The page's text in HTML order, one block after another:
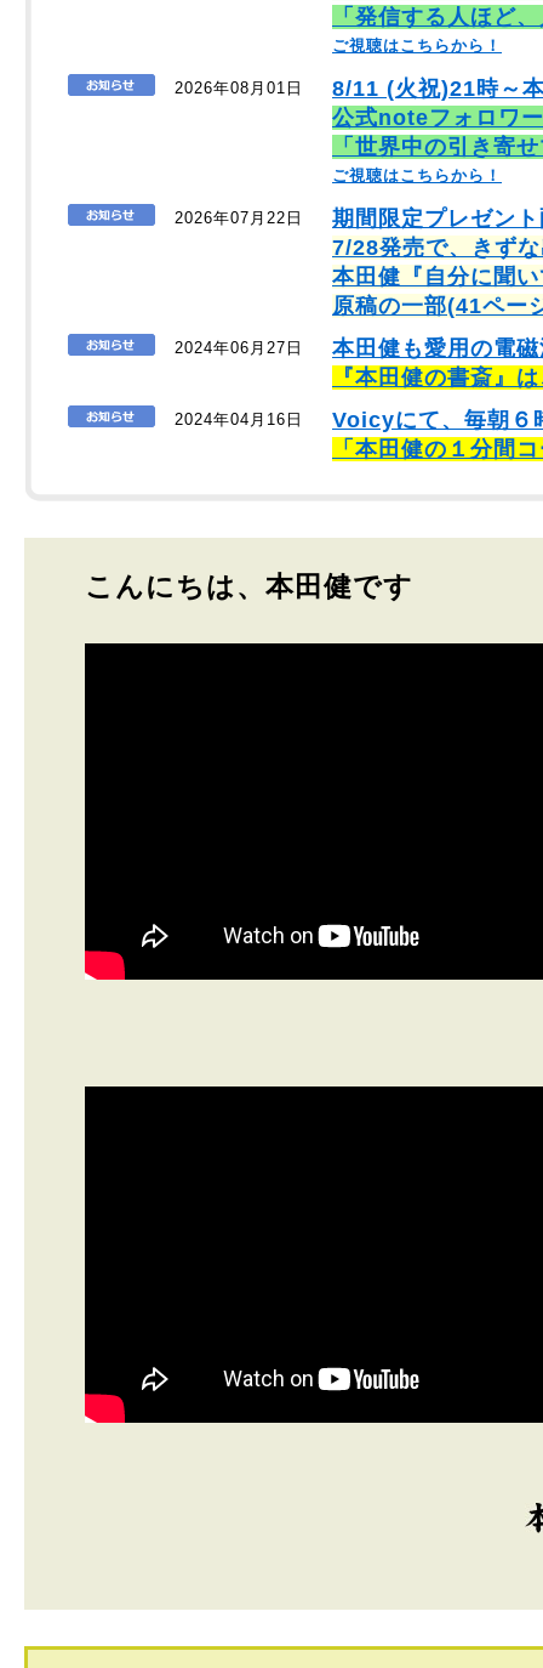
「発信する人ほど
ご視聴はこちらから！
2026年08月01日
8/11 (火祝)21時～
公式noteフォロワ
「世界中の引き寄
ご視聴はこちらから！
2026年07月22日
期間限定プレゼン
7/28発売で、きず
本田健『自分に聞
原稿の一部(41ペー
2024年06月27日
本田健も愛用の電
『本田健の書斎』
2024年04月16日
Voicyにて、毎朝６
「本田健の１分間
こんにちは、本田健です